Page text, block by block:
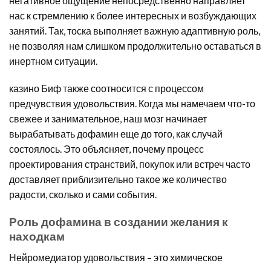
нас к стремлению к более интересных и возбуждающих
занятий. Так, тоска выполняет важную адаптивную роль,
не позволяя нам слишком продолжительно оставаться в
инертном ситуации.
казино Биф также соотносится с процессом
предчувствия удовольствия. Когда мы намечаем что-то
свежее и занимательное, наш мозг начинает
вырабатывать дофамин еще до того, как случай
состоялось. Это объясняет, почему процесс
проектирования странствий, покупок или встреч часто
доставляет приблизительно такое же количество
радости, сколько и сами события.
Роль дофамина в создании желания к
находкам
Нейромедиатор удовольствия – это химическое